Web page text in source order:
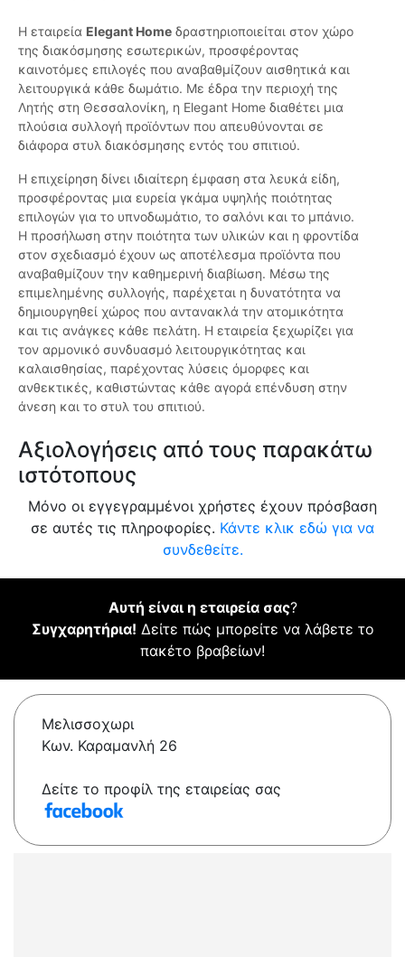
Η εταιρεία Elegant Home δραστηριοποιείται στον χώρο
της διακόσμησης εσωτερικών, προσφέροντας
καινοτόμες επιλογές που αναβαθμίζουν αισθητικά και
λειτουργικά κάθε δωμάτιο. Με έδρα την περιοχή της
Λητής στη Θεσσαλονίκη, η Elegant Home διαθέτει μια
πλούσια συλλογή προϊόντων που απευθύνονται σε
διάφορα στυλ διακόσμησης εντός του σπιτιού.
Η επιχείρηση δίνει ιδιαίτερη έμφαση στα λευκά είδη,
προσφέροντας μια ευρεία γκάμα υψηλής ποιότητας
επιλογών για το υπνοδωμάτιο, το σαλόνι και το μπάνιο.
Η προσήλωση στην ποιότητα των υλικών και η φροντίδα
στον σχεδιασμό έχουν ως αποτέλεσμα προϊόντα που
αναβαθμίζουν την καθημερινή διαβίωση. Μέσω της
επιμελημένης συλλογής, παρέχεται η δυνατότητα να
δημιουργηθεί χώρος που αντανακλά την ατομικότητα
και τις ανάγκες κάθε πελάτη. Η εταιρεία ξεχωρίζει για
τον αρμονικό συνδυασμό λειτουργικότητας και
καλαισθησίας, παρέχοντας λύσεις όμορφες και
ανθεκτικές, καθιστώντας κάθε αγορά επένδυση στην
άνεση και το στυλ του σπιτιού.
Αξιολογήσεις από τους παρακάτω
ιστότοπους
Μόνο οι εγγεγραμμένοι χρήστες έχουν πρόσβαση
σε αυτές τις πληροφορίες. Κάντε κλικ εδώ για να
συνδεθείτε.
Αυτή είναι η εταιρεία σας?
Συγχαρητήρια! Δείτε πώς μπορείτε να λάβετε το
πακέτο βραβείων!
Μελισσοχωρι
Κων. Καραμανλή 26
Δείτε το προφίλ της εταιρείας σας